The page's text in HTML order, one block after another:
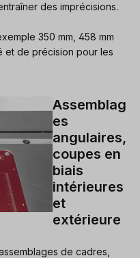
des imprécisions.
350 mm, 458 mm
et de précision pour les
Assemblag
es
angulaires,
coupes en
biais
intérieures
et
extérieure
de cadres,